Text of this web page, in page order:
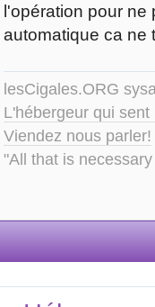
l'opération pour
automatique ca ne
lesCigales.ORG
L'hébergeur qui
Viendez nous parler!
"All that is